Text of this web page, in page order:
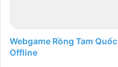
Webgame Rồng Tam Quốc
Offline